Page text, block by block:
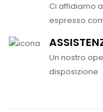
Ci affidiamo
espresso
Un nostro
disposizione